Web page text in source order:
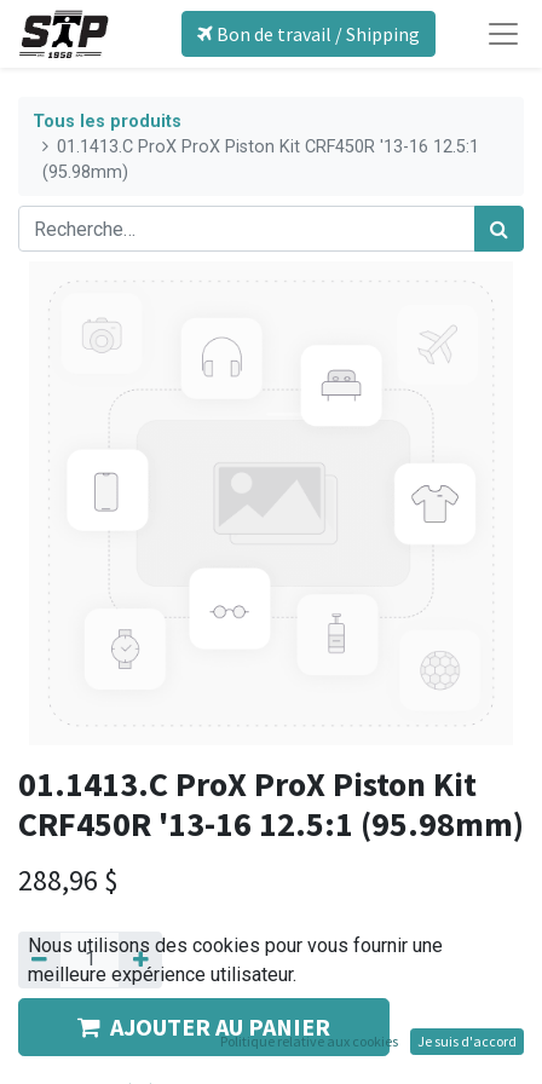
Bon de travail / Shipping
Tous les produits
01.1413.C ProX ProX Piston Kit CRF450R '13-16 12.5:1
(95.98mm)
01.1413.C ProX ProX Piston Kit
CRF450R '13-16 12.5:1 (95.98mm)
288,96 $
AJOUTER AU PANIER
Nous utilisons des cookies pour vous fournir une
meilleure expérience utilisateur.
Politique relative aux cookies Je suis d'accord